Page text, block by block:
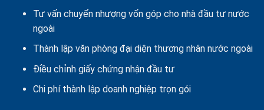
Tư vấn chuyển nhượng vốn góp cho nhà đầu tư nước
ngoài
Thành lập văn phòng đại diện thương nhân nước ngoài
Điều chỉnh giấy chứng nhận đầu tư
Chi phí thành lập doanh nghiệp trọn gói